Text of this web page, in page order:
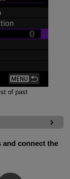
of past
and connect the